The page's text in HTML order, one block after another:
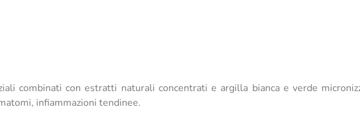
combinati con estratti naturali concentrati e argilla bianca e verde
infiammazioni tendinee.